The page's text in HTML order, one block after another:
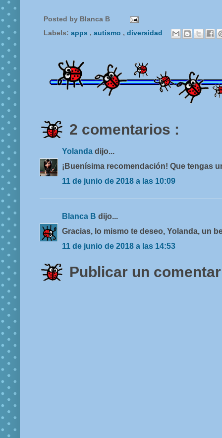
Posted by Blanca B
Labels: apps , autismo , diversidad
2 comentarios :
Yolanda dijo...
¡Buenísima recomendación! Que tengas
11 de junio de 2018 a las 10:09
Blanca B dijo...
Gracias, lo mismo te deseo, Yolanda, un
11 de junio de 2018 a las 14:53
Publicar un